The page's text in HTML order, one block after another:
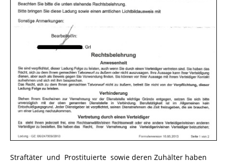
Straftäter und Prostituierte sowie deren Zuhälter haben